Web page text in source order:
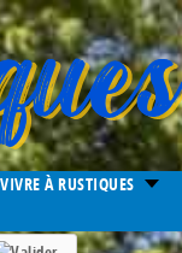
VIVRE À RUSTIQUES